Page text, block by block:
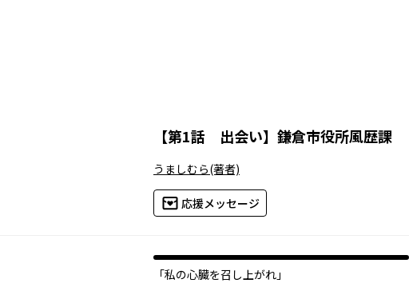
【第1話 出会い】 鎌倉市役所風歴課
うましむら(著者)
応援メッセージ
「私の心臓を召し上がれ」